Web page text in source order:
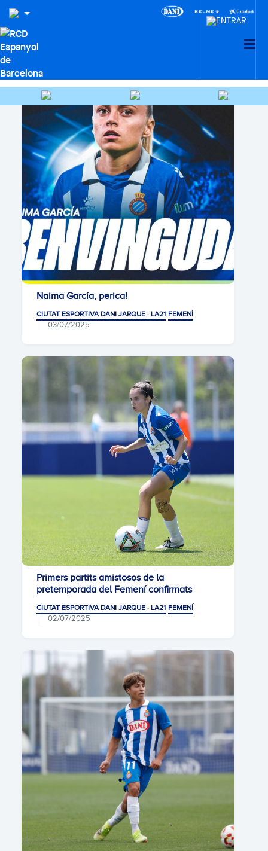
Naima García, perica!
CIUTAT ESPORTIVA DANI JARQUE · LA21 FEMENÍ
03/07/2025
Primers partits amistosos de la
pretemporada del Femení confirmats
CIUTAT ESPORTIVA DANI JARQUE · LA21 FEMENÍ
02/07/2025